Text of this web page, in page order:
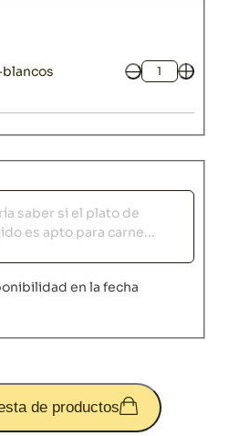
Cantidad
en la fecha
de productos